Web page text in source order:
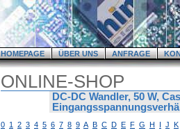
HOMEPAGE ÜBER UNS ANFRAGE
ONLINE-SHOP
DC-DC Wandler, 50 W,
0 1 2 3 4 5 6 7 8 9 A B C D E F G H I J K